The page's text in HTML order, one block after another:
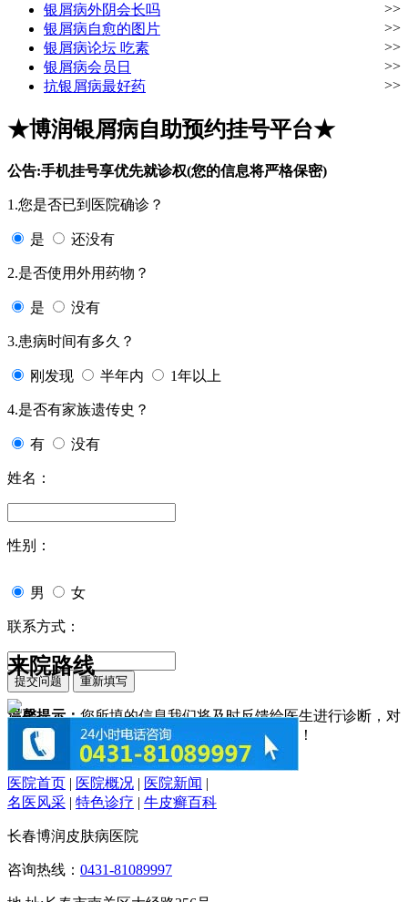
银屑病外阴会长吗
>>
银屑病自愈的图片
>>
银屑病论坛 吃素
>>
银屑病会员日
>>
抗银屑病最好药
>>
★博润银屑病自助预约挂号平台★
公告:手机挂号享优先就诊权(您的信息将严格保密)
1.您是否已到医院确诊？
是 还没有
2.是否使用外用药物？
是 没有
3.患病时间有多久？
刚发现 半年内 1年以上
4.是否有家族遗传史？
有 没有
姓名：
性别：
男 女
联系方式：
温馨提示：您所填的信息我们将及时反馈给医生进行诊断，对
于您的个人信息我们承诺绝对保密！请您放心！
来院路线
医院首页 | 医院概况 | 医院新闻 |
名医风采 | 特色诊疗 | 牛皮癣百科
长春博润皮肤病医院
咨询热线： 0431-81089997